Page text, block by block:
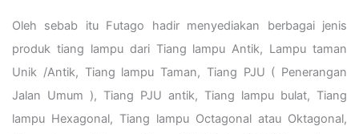
Oleh sebab itu Futago hadir menyediakan berbagai jenis
produk tiang lampu dari Tiang lampu Antik, Lampu taman
Unik /Antik, Tiang lampu Taman, Tiang PJU ( Penerangan
Jalan Umum ), Tiang PJU antik, Tiang lampu bulat, Tiang
lampu Hexagonal, Tiang lampu Octagonal atau Oktagonal,